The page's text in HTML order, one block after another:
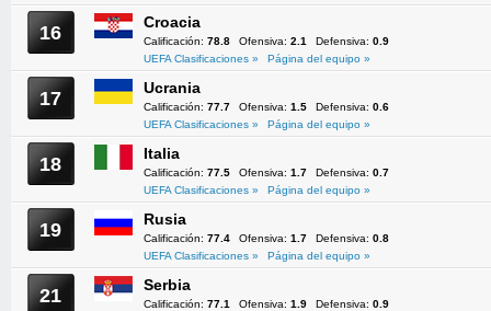
16 Croacia
Calificación: 78.8 Ofensiva: 2.1 Defensiva: 0.9
UEFA Clasificaciones »
Página del equipo »
17 Ucrania
Calificación: 77.7 Ofensiva: 1.5 Defensiva: 0.6
UEFA Clasificaciones »
Página del equipo »
18 Italia
Calificación: 77.5 Ofensiva: 1.7 Defensiva: 0.7
UEFA Clasificaciones »
Página del equipo »
19 Rusia
Calificación: 77.4 Ofensiva: 1.7 Defensiva: 0.8
UEFA Clasificaciones »
Página del equipo »
21 Serbia
Calificación: 77.1 Ofensiva: 1.9 Defensiva: 0.9